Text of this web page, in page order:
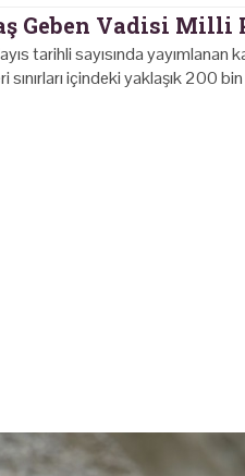
Geben Vadisi
tarihli sayısında
sınırları içindeki yaklaşık 200